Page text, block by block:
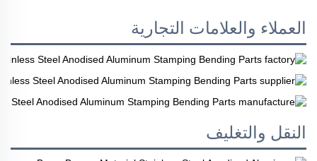
العملاء والعلامات التجارية
النقل والتغليف